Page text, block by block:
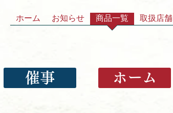
ホーム お知らせ 商品一覧 取扱店舗
催事 ホーム